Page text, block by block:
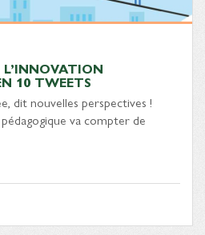
10 TWEETS
dit nouvelles perspectives !
va compter de